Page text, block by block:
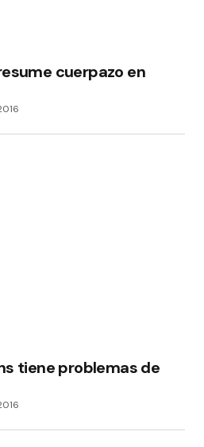
cuerpazo en
tiene problemas de